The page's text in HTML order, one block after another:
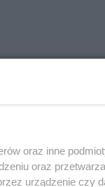
dokładne.
słowa
oraz inne
oraz
urządzenie czy